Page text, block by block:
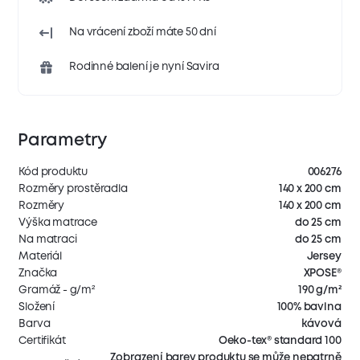
Na vrácení zboží máte 50 dní
Rodinné balení je nyní Savira
Parametry
Kód produktu
006276
Rozměry prostěradla
140 x 200 cm
Rozměry
140 x 200 cm
Výška matrace
do 25 cm
Na matraci
do 25 cm
Materiál
Jersey
Značka
XPOSE®
Gramáž - g/m²
190 g/m²
Složení
100% bavlna
Barva
kávová
Certifikát
Oeko-tex® standard 100
Zobrazení barev produktu se může nepatrně